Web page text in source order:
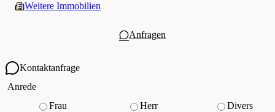
Namen, die vollständige Anschrift und eine Telefonnummer
Weitere Immobilien
Anfragen
Kontaktanfrage
Ihre Kontaktdaten
Anrede
Frau
Herr
Divers